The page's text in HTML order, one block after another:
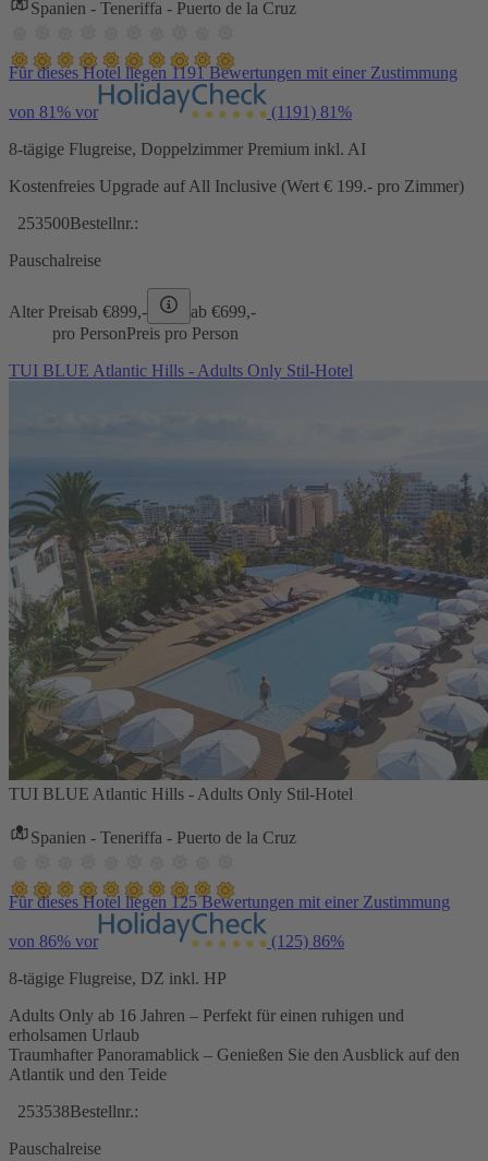
Spanien - Teneriffa - Puerto de la Cruz
Für dieses Hotel liegen 1191 Bewertungen mit einer Zustimmung
von 81% vor (1191) 81%
8-tägige Flugreise, Doppelzimmer Premium inkl. AI
Kostenfreies Upgrade auf All Inclusive (Wert € 199.- pro Zimmer)
253500Bestellnr.:
Pauschalreise
Alter Preisab €899,- ab €699,-
pro PersonPreis pro Person
TUI BLUE Atlantic Hills - Adults Only Stil-Hotel
TUI BLUE Atlantic Hills - Adults Only Stil-Hotel
Spanien - Teneriffa - Puerto de la Cruz
Für dieses Hotel liegen 125 Bewertungen mit einer Zustimmung
von 86% vor (125) 86%
8-tägige Flugreise, DZ inkl. HP
Adults Only ab 16 Jahren – Perfekt für einen ruhigen und
erholsamen Urlaub
Traumhafter Panoramablick – Genießen Sie den Ausblick auf den
Atlantik und den Teide
253538Bestellnr.:
Pauschalreise